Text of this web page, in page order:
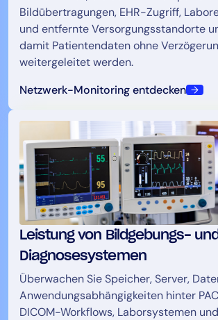
Bildübertragungen, EHR-Zugriff,
und entfernte Versorgungsstandorte
damit Patientendaten ohne
weitergeleitet werden.
Netzwerk-Monitoring entdecken
Leistung von Bildgebungs- und
Diagnosesystemen
Überwachen Sie Speicher, Server,
Anwendungsabhängigkeiten hinter
DICOM-Workflows, Laborsystemen und